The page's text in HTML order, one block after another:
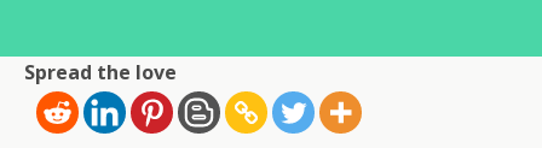
Spread the love